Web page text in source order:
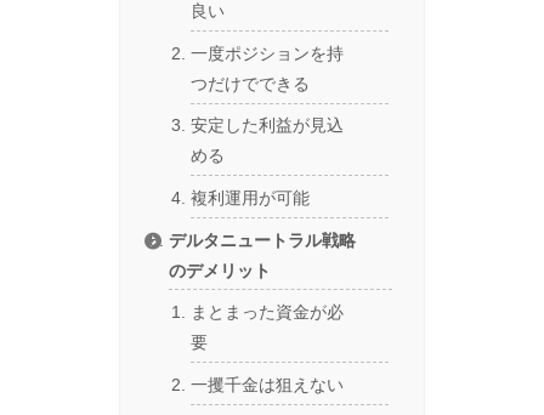
良い
一度ポジションを持
つだけでできる
安定した利益が見込
める
複利運用が可能
デルタニュートラル戦略
のデメリット
まとまった資金が必
要
一攫千金は狙えない